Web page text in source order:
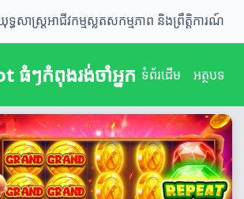
ទ្ធសាស្ត្រអាជីវកម្មស្លតសកម្មភាព និងព្រឹត្តិការណ៍
ធំៗកំពុងរង់ចាំអ្នក ទំព័រដើម អត្ថបទ